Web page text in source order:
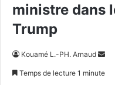
ministre dans
Trump
Kouamé L.-PH. Arnaud
Temps de lecture 1 minute